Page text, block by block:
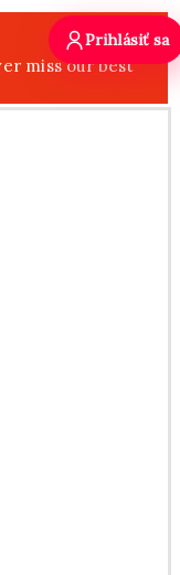
miss our best
Prihlásiť sa